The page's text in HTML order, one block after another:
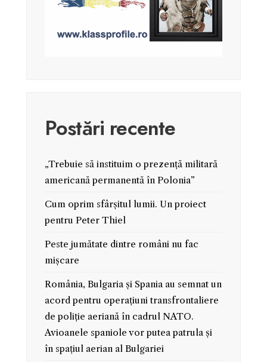
Postări recente
„Trebuie să instituim o prezență militară
americană permanentă în Polonia”
Cum oprim sfârșitul lumii. Un proiect
pentru Peter Thiel
Peste jumătate dintre români nu fac
mișcare
România, Bulgaria și Spania au semnat un
acord pentru operațiuni transfrontaliere
de poliție aeriană în cadrul NATO.
Avioanele spaniole vor putea patrula și
în spațiul aerian al Bulgariei